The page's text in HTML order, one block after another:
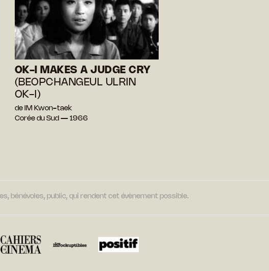
OK-I MAKES A JUDGE CRY
(BEOPCHANGEUL ULRIN
OK-I)
de IM Kwon-taek
Corée du Sud — 1966
bénévoles, public, qui rendent cet évènement possible.